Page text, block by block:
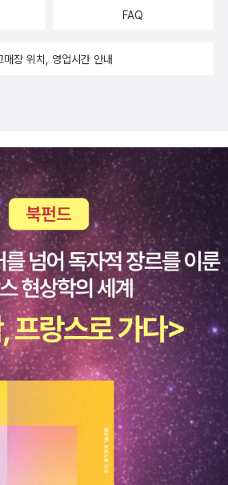
FAQ
매장 위치, 영업시간 안내